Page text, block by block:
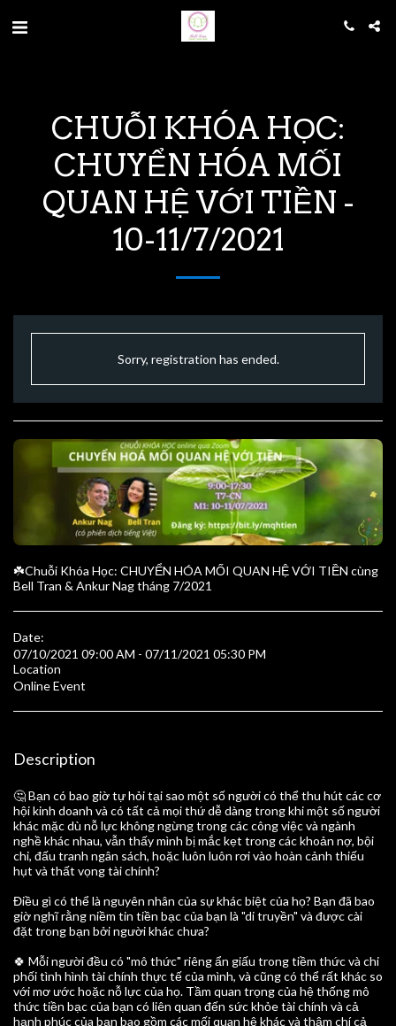
CHUỖI KHÓA HỌC:
CHUYỂN HÓA MỐI
QUAN HỆ VỚI TIỀN -
10-11/7/2021
Sorry, registration has ended.
☘️Chuỗi Khóa Học: CHUYỂN HÓA MỐI QUAN HỆ VỚI TIỀN cùng
Bell Tran & Ankur Nag tháng 7/2021
Date:
07/10/2021 09:00 AM - 07/11/2021 05:30 PM
Location
Online Event
Description
🤔 Bạn có bao giờ tự hỏi tại sao một số người có thể thu hút các cơ
hội kinh doanh và có tất cả mọi thứ dễ dàng trong khi một số người
khác mặc dù nỗ lực không ngừng trong các công việc và ngành
nghề khác nhau, vẫn thấy mình bị mắc kẹt trong các khoản nợ, bội
chi, đấu tranh ngân sách, hoặc luôn luôn rơi vào hoàn cảnh thiếu
hụt và thất vọng tài chính?
Điều gì có thể là nguyên nhân của sự khác biệt của họ? Bạn đã bao
giờ nghĩ rằng niềm tin tiền bạc của bạn là "di truyền" và được cài
đặt trong bạn bởi người khác chưa?
🍀 Mỗi người đều có "mô thức" riêng ẩn giấu trong tiềm thức và chi
phối tình hình tài chính thực tế của mình, và cũng có thể rất khác so
với mơ ước hoặc nỗ lực của họ. Tầm quan trọng của hệ thống mô
thức tiền bạc của bạn có liên quan đến sức khỏe tài chính và cả
hạnh phúc của bạn bao gồm các mối quan hệ khác và thậm chí cả